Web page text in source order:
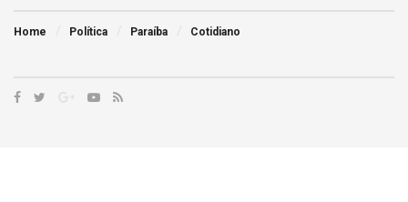
Home Política Paraíba Cotidiano